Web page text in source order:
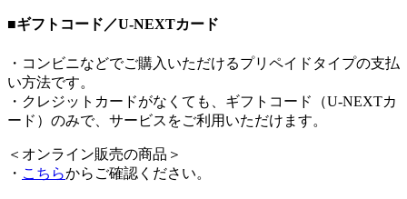
■ギフトコード／U-NEXTカード
・コンビニなどでご購入いただけるプリペイドタイプの支払
い方法です。
・クレジットカードがなくても、ギフトコード（U-NEXTカ
ード）のみで、サービスをご利用いただけます。
＜ オンライン販売の商品 ＞
・ こちらからご確認ください。